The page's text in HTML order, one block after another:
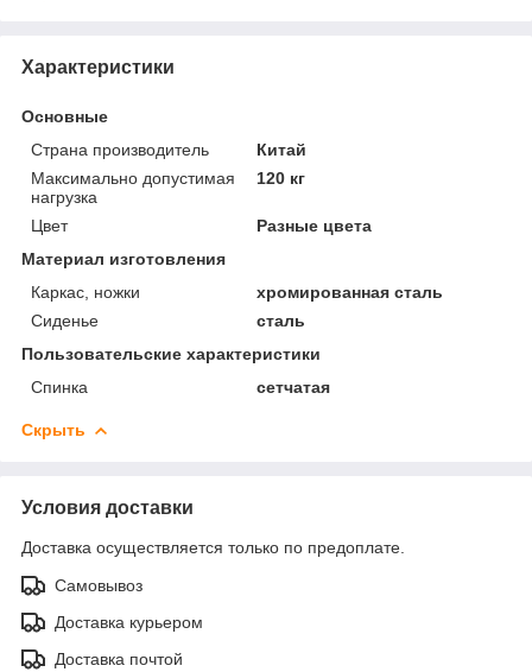
Характеристики
Основные
Страна производитель
Китай
Максимально допустимая
нагрузка
120 кг
Цвет
Разные цвета
Материал изготовления
Каркас, ножки
хромированная сталь
Сиденье
сталь
Пользовательские характеристики
Спинка
сетчатая
Скрыть
Условия доставки
Доставка осуществляется только по предоплате.
Самовывоз
Доставка курьером
Доставка почтой